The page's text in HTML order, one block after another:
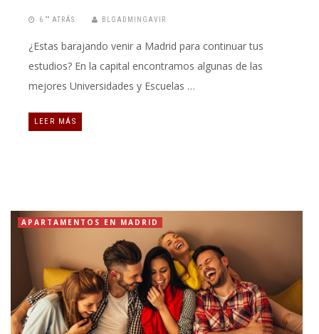
6 “” ATRÁS BLGADMINGAVIR
¿Estas barajando venir a Madrid para continuar tus
estudios? En la capital encontramos algunas de las
mejores Universidades y Escuelas …
LEER MÁS
APARTAMENTOS EN MADRID